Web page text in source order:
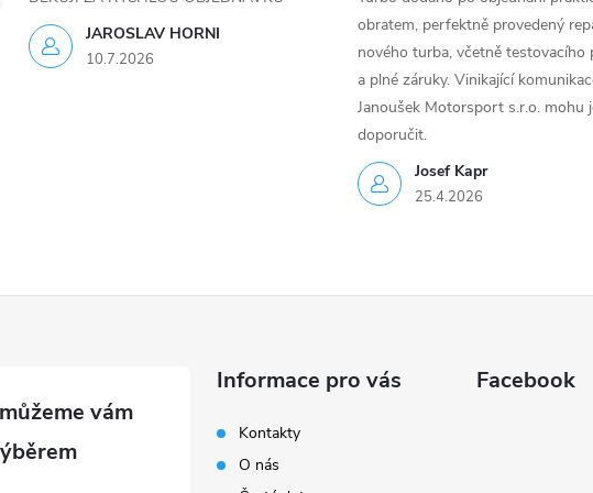
JAROSLAV HORNI
10.7.2026
Josef Kapr
25.4.2026
obratem, perfektně provedený
nového turba, včetně testovacího
a plné záruky. Vinikající
Janoušek Motorsport s.r.o. mohu
doporučit.
Informace pro vás
Kontakty
O nás
Facebook